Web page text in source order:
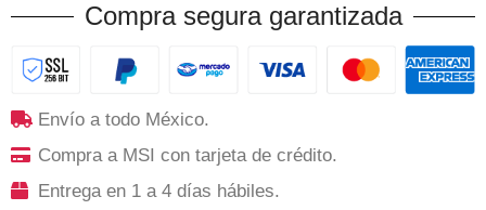
Compra segura garantizada
Envío a todo México.
Compra a MSI con tarjeta de crédito.
Entrega en 1 a 4 días hábiles.